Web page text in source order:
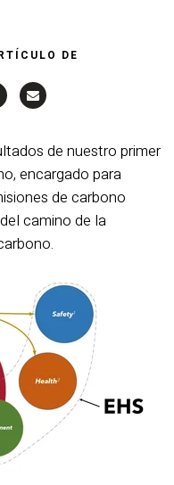
DE
de nuestro primer
encargado para
de carbono
camino de la